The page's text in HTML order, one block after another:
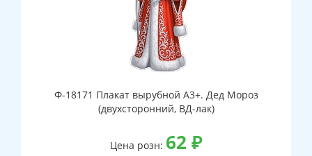
Ф-18171 Плакат вырубной А3+. Дед Мороз
(двухсторонний, ВД-лак)
Цена розн: 62 ₽